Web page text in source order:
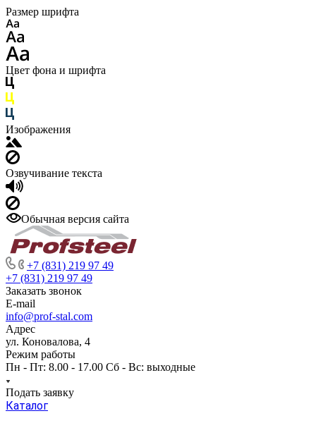
Размер шрифта
Цвет фона и шрифта
Изображения
Озвучивание текста
Обычная версия сайта
+7 (831) 219 97 49
+7 (831) 219 97 49
Заказать звонок
E-mail
info@prof-stal.com
Адрес
ул. Коновалова, 4
Режим работы
Пн - Пт: 8.00 - 17.00 Сб - Вс: выходные
Подать заявку
Каталог